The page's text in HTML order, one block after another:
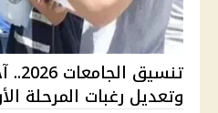
وتعديل رغبات المرحلة